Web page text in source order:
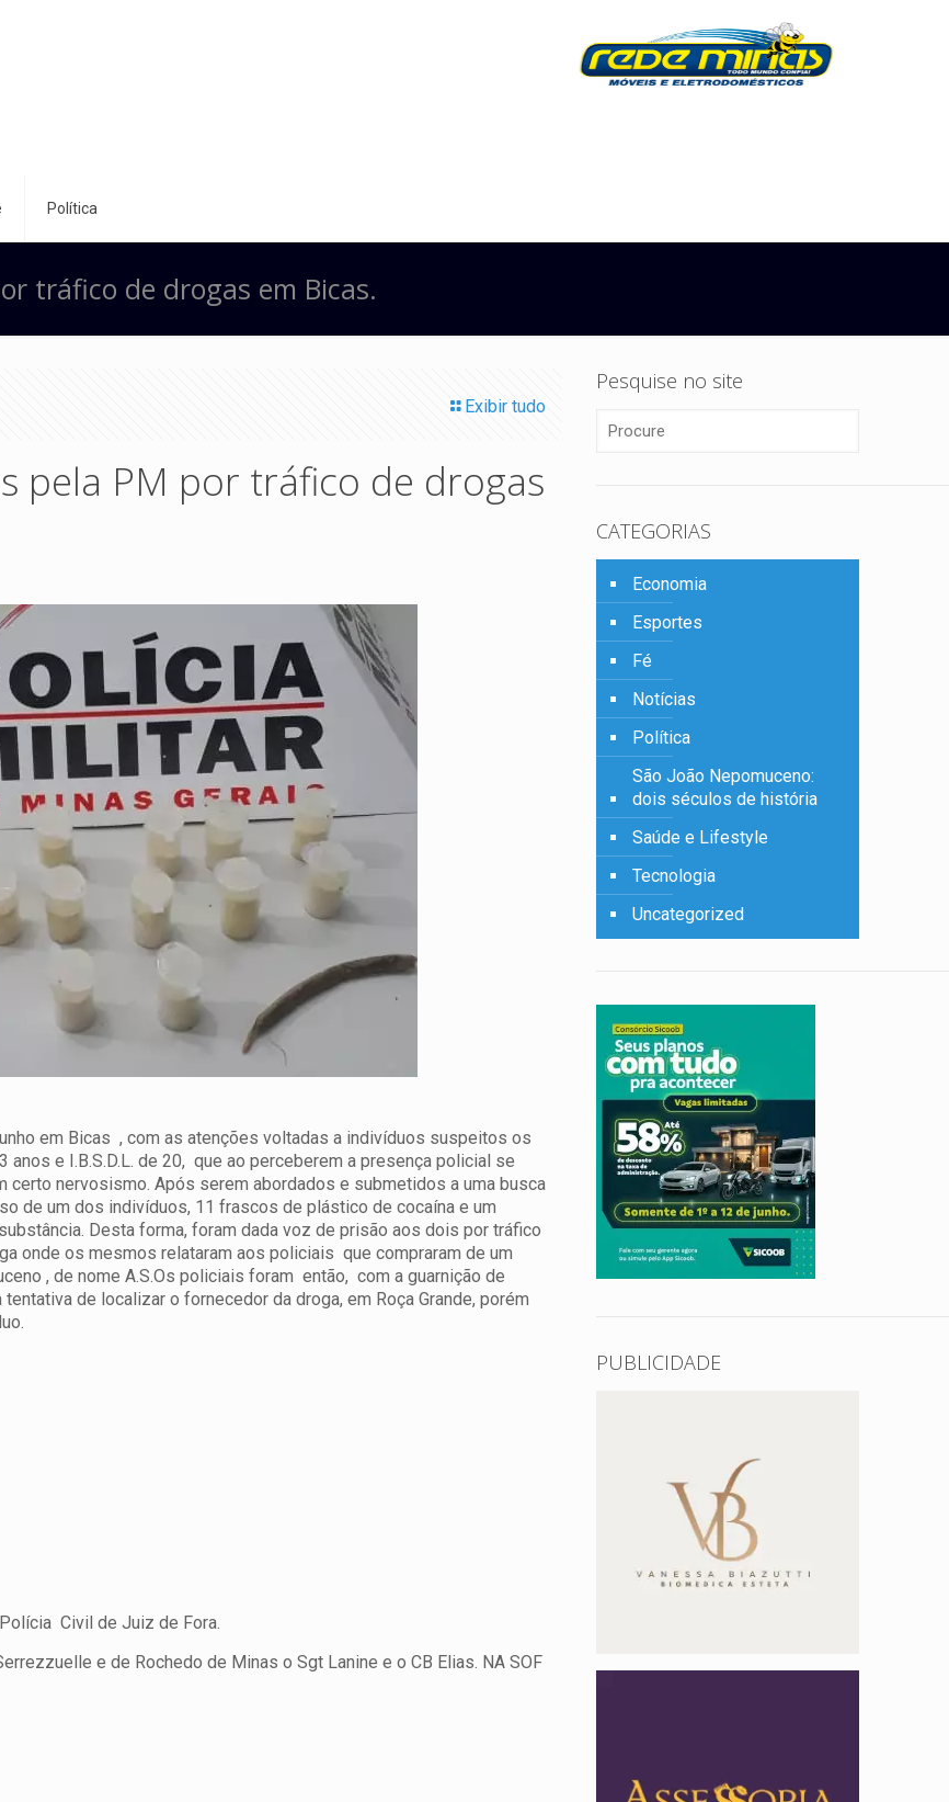
Política
tráfico de drogas em Bicas.
Exibir tudo
pela PM por tráfico de drogas
em Bicas , com as atenções voltadas a indivíduos suspeitos os
e I.B.S.D.L. de 20, que ao perceberem a presença policial se
certo nervosismo. Após serem abordados e submetidos a uma busca
de um dos indivíduos, 11 frascos de plástico de cocaína e um
Desta forma, foram dada voz de prisão aos dois por tráfico
onde os mesmos relataram aos policiais que compraram de um
, de nome A.S.Os policiais foram então, com a guarnição de
de localizar o fornecedor da droga, em Roça Grande, porém
Civil de Juiz de Fora.
e de Rochedo de Minas o Sgt Lanine e o CB Elias. NA SOF
Pesquise no site
CATEGORIAS
Economia
Esportes
Fé
Notícias
Política
São João Nepomuceno:
dois séculos de história
Saúde e Lifestyle
Tecnologia
Uncategorized
PUBLICIDADE